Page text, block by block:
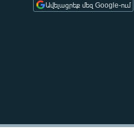
ՊԱՏԵՐԱԶՄԻ 6 ՇԱԲԱԹՆԵՐԸ
Ավելացրեք մեզ Google-ում